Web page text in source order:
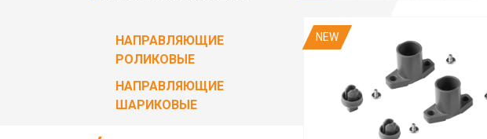
НАПРАВЛЯЮЩИЕ
РОЛИКОВЫЕ
НАПРАВЛЯЮЩИЕ
ШАРИКОВЫЕ
NEW